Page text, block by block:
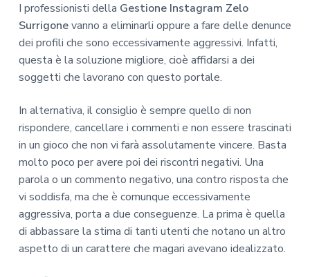
I professionisti della Gestione Instagram Zelo
Surrigonevanno a eliminarli oppure a fare delle denunce
dei profili che sono eccessivamente aggressivi. Infatti,
questa è la soluzione migliore, cioè affidarsi a dei
soggetti che lavorano con questo portale.
In alternativa, il consiglio è sempre quello di non
rispondere, cancellare i commenti e non essere trascinati
in un gioco che non vi farà assolutamente vincere. Basta
molto poco per avere poi dei riscontri negativi. Una
parola o un commento negativo, una contro risposta che
vi soddisfa, ma che è comunque eccessivamente
aggressiva, porta a due conseguenze. La prima è quella
di abbassare la stima di tanti utenti che notano un altro
aspetto di un carattere che magari avevano idealizzato.